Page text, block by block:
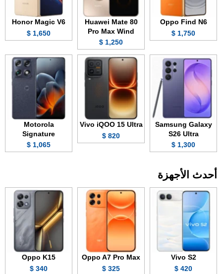
Oppo Find N6
1,750 $
Huawei Mate 80
Pro Max Wind
1,250 $
Honor Magic V6
1,650 $
Samsung Galaxy
S26 Ultra
1,300 $
Vivo iQOO 15 Ultra
820 $
Motorola
Signature
1,065 $
أحدث الأجهزة
Vivo S2
420 $
Oppo A7 Pro Max
325 $
Oppo K15
340 $